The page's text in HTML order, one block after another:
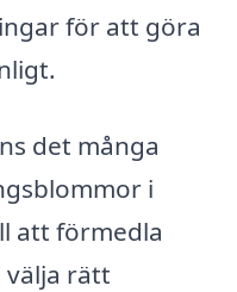
för att göra
det många
i
att förmedla
välja rätt